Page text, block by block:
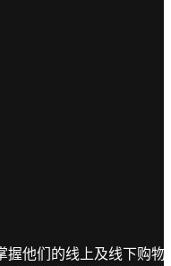
握他们的线上及线下购物